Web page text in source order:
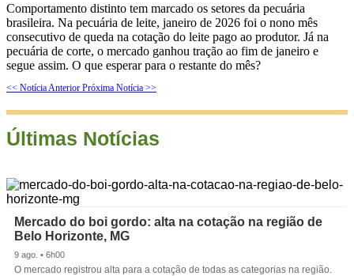
Comportamento distinto tem marcado os setores da pecuária
brasileira. Na pecuária de leite, janeiro de 2026 foi o nono mês
consecutivo de queda na cotação do leite pago ao produtor. Já na
pecuária de corte, o mercado ganhou tração ao fim de janeiro e
segue assim. O que esperar para o restante do mês?
<< Notícia Anterior Próxima Notícia >>
Últimas Notícias
Mercado do boi gordo: alta na cotação na região de
Belo Horizonte, MG
9 ago. • 6h00
O mercado registrou alta para a cotação de todas as categorias na região.